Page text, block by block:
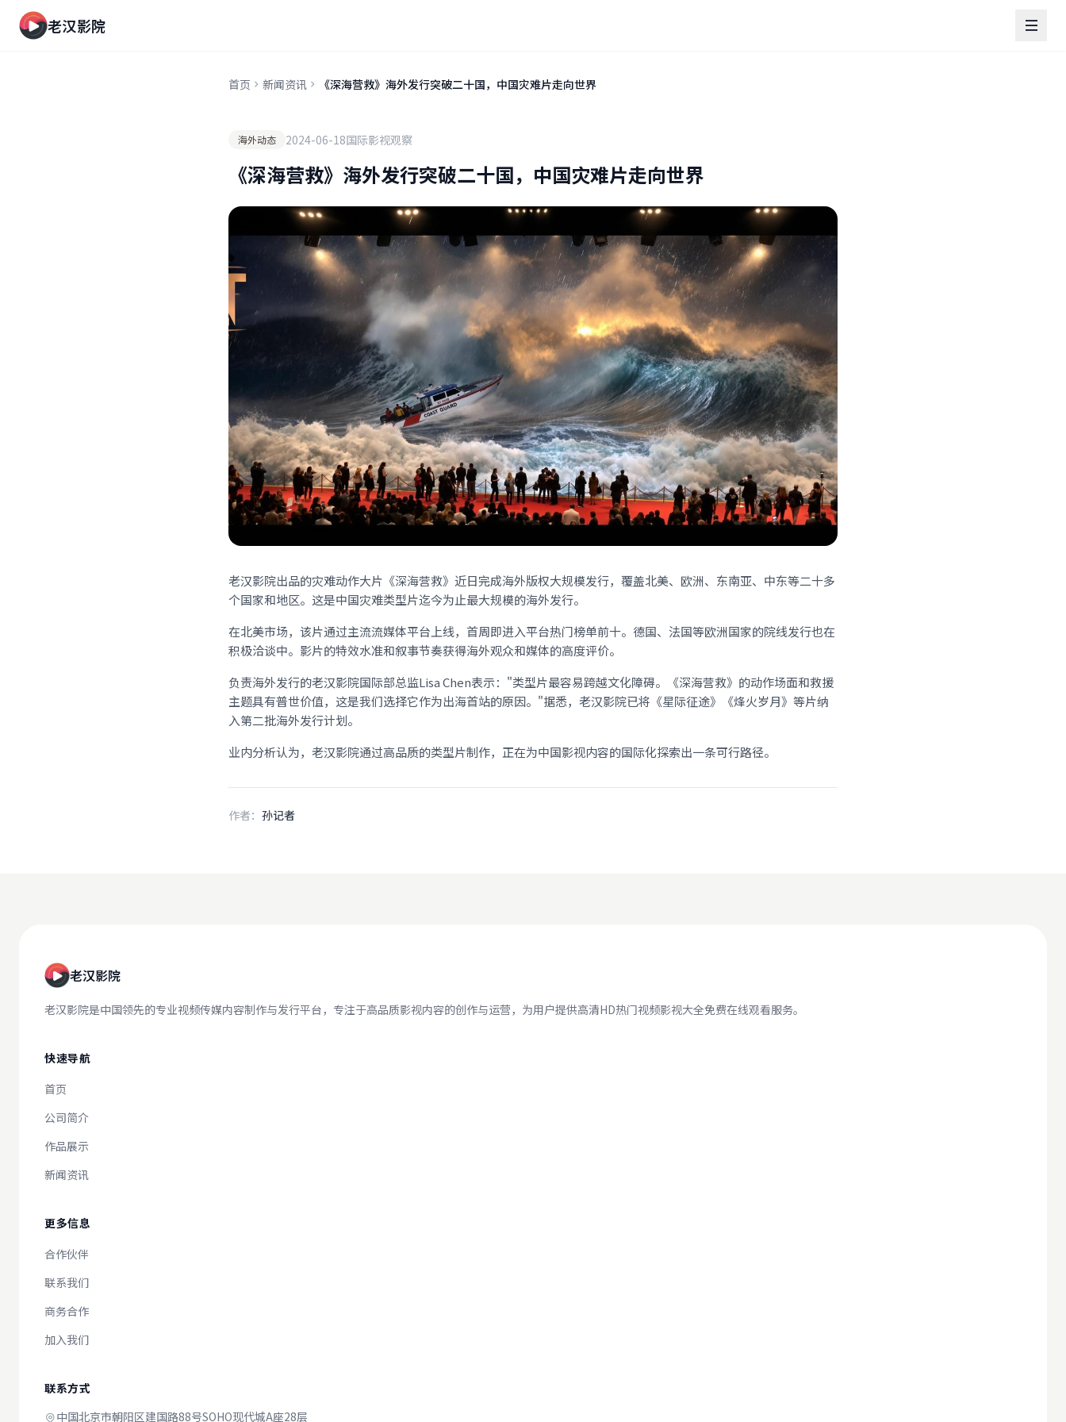
老汉影院
首页 新闻资讯 《深海营救》海外发行突破二十国，中国灾难片走向世界
海外动态 2024-06-18国际影视观察
《深海营救》海外发行突破二十国，中国灾难片走向世界
老汉影院出品的灾难动作大片《深海营救》近日完成海外版权大规模发行，覆盖北美、欧洲、东南亚、中东等二十多
个国家和地区。这是中国灾难类型片迄今为止最大规模的海外发行。
在北美市场，该片通过主流流媒体平台上线，首周即进入平台热门榜单前十。德国、法国等欧洲国家的院线发行也在
积极洽谈中。影片的特效水准和叙事节奏获得海外观众和媒体的高度评价。
负责海外发行的老汉影院国际部总监Lisa Chen表示："类型片最容易跨越文化障碍。《深海营救》的动作场面和救援
主题具有普世价值，这是我们选择它作为出海首站的原因。"据悉，老汉影院已将《星际征途》《烽火岁月》等片纳
入第二批海外发行计划。
业内分析认为，老汉影院通过高品质的类型片制作，正在为中国影视内容的国际化探索出一条可行路径。
作者： 孙记者
老汉影院
老汉影院是中国领先的专业视频传媒内容制作与发行平台，专注于高品质影视内容的创作与运营，为用户提供高清HD热门视频影视大全免费在线观看服务。
快速导航
首页
公司简介
作品展示
新闻资讯
更多信息
合作伙伴
联系我们
商务合作
加入我们
联系方式
中国北京市朝阳区建国路88号SOHO现代城A座28层